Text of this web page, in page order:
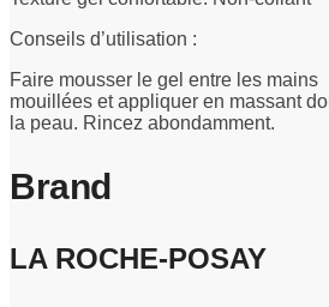
Conseils d’utilisation :
Faire mousser le gel entre les mains
mouillées et appliquer en massant
la peau. Rincez abondamment.
Brand
LA ROCHE-POSAY